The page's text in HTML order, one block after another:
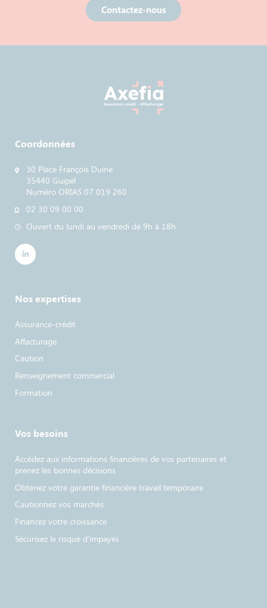
Contactez-nous
Coordonnées
30 Place François Duine
35440 Guipel
Numéro ORIAS 07 019 260
02 30 09 00 00
Ouvert du lundi au vendredi de 9h à 18h
Nos expertises
Assurance-crédit
Affacturage
Caution
Renseignement commercial
Formation
Vos besoins
Accédez aux informations financières de vos partenaires et
prenez les bonnes décisions
Obtenez votre garantie financière travail temporaire
Cautionnez vos marchés
Financez votre croissance
Sécurisez le risque d’impayés​